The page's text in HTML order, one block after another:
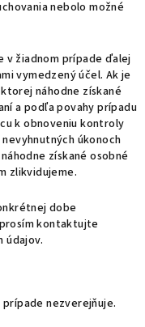
nebolo možné
v žiadnom prípade ďalej
vymedzený účel. Ak je
náhodne získané
a podľa povahy prípadu
k obnoveniu kontroly
úkonoch
získané osobné
zlikvidujeme.
dobe
kontaktujte
údajov.
prípade nezverejňuje.